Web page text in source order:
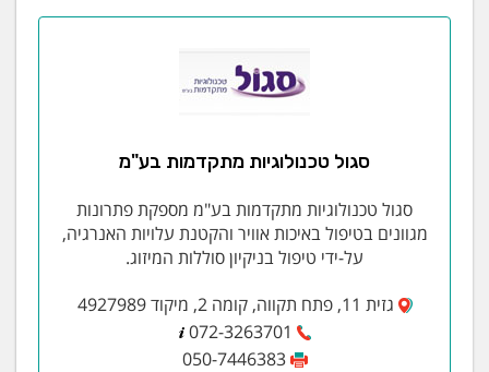
סגול טכנולוגיות מתקדמות בע"מ
סגול טכנולוגיות מתקדמות בע"מ מספקת פתרונות
מגוונים בטיפול באיכות אוויר והקטנת עלויות האנרגיה,
על-ידי טיפול בניקיון סוללות המיזוג.
גזית 11, פתח תקווה, קומה 2, מיקוד 4927989
072-3263701
050-7446383